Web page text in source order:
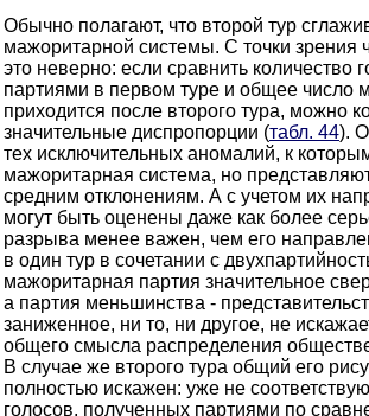
Обычно полагают, что второй тур
мажоритарной системы. С точки зрения
это неверно: если сравнить количество
партиями в первом туре и общее число
приходится после второго тура, можно
значительные диспропорции (табл. 44).
тех исключительных аномалий, к
мажоритарная система, но
средним отклонениям. А с учетом их
могут быть оценены даже как более
разрыва менее важен, чем его
в один тур в сочетании с
мажоритарная партия значительное
а партия меньшинства -
заниженное, ни то, ни другое, не
общего смысла распределения
В случае же второго тура общий его
полностью искажен: уже не
голосов, полученных партиями по